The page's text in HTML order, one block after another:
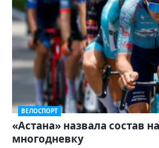
ВЕЛОСПОРТ
«Астана» назвала состав
многодневку